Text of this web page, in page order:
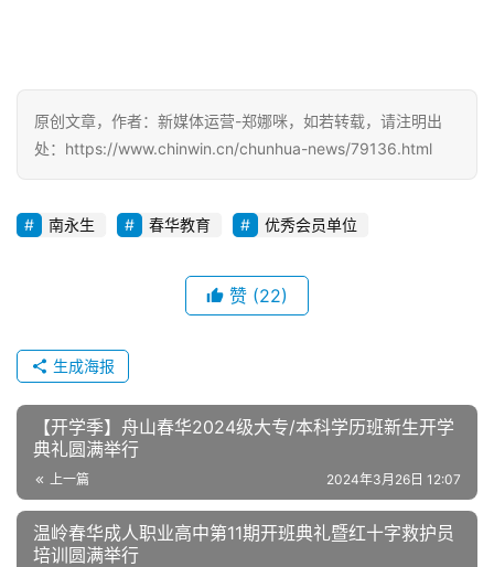
原创文章，作者：新媒体运营-郑娜咪，如若转载，请注明出
处：https://www.chinwin.cn/chunhua-news/79136.html
南永生 春华教育 优秀会员单位
赞 (22)
生成海报
【开学季】舟山春华2024级大专/本科学历班新生开学
典礼圆满举行
上一篇 2024年3月26日 12:07
温岭春华成人职业高中第11期开班典礼暨红十字救护员
培训圆满举行